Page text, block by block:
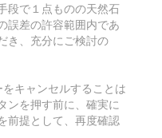
段で１点ものの天然石
誤差の許容範囲内であ
き、充分にご検討の
キャンセルすることは
ンを押す前に、確実に
前提として、再度確認